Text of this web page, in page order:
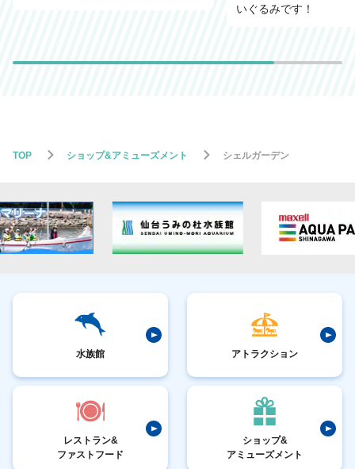
いぐるみです！
TOP ショップ&アミューズメント シェルガーデン
水族館 アトラクション
レストラン&
ファストフード
ショップ&
アミューズメント